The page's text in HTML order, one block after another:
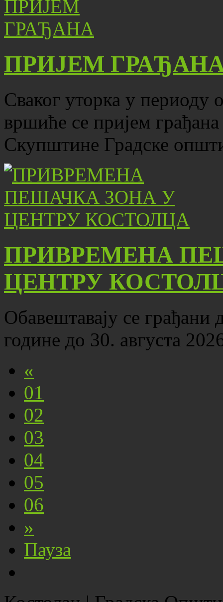
ПРИЈЕМ
Сваког уторка у периоду
вршиће се пријем
Скупштине Градске
ПРИВРЕМЕНА
ЦЕНТРУ
Обавештавају се грађани
године до 30. августа
«
01
02
03
04
05
06
»
Пауза